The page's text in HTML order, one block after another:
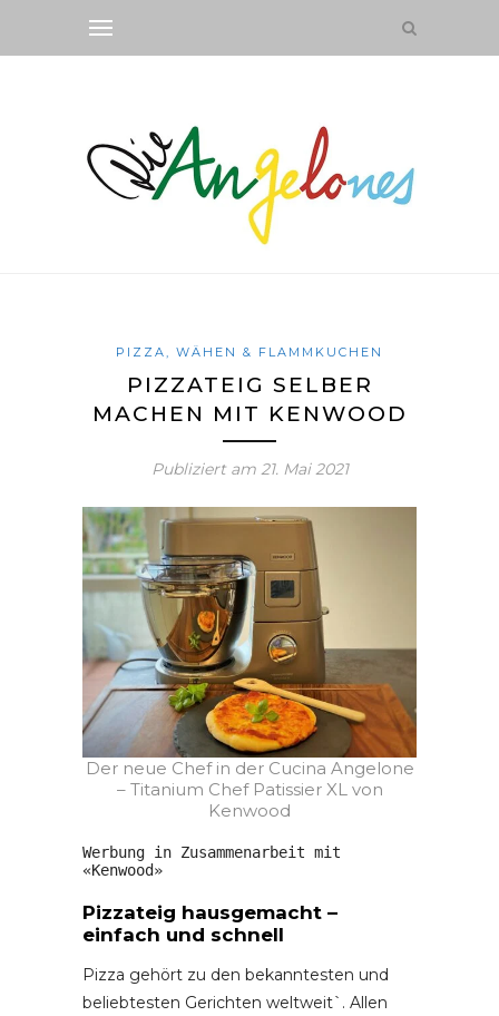
PIZZA, WÄHEN & FLAMMKUCHEN
PIZZATEIG SELBER
MACHEN MIT KENWOOD
Publiziert am 21. Mai 2021
Der neue Chef in der Cucina Angelone
– Titanium Chef Patissier XL von
Kenwood
Werbung in Zusammenarbeit mit
«Kenwood»
Pizzateig hausgemacht –
einfach und schnell
Pizza gehört zu den bekanntesten und
beliebtesten Gerichten weltweit`. Allen